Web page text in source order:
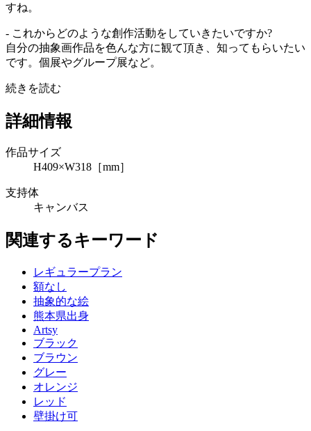
すね。
- これからどのような創作活動をしていきたいですか?
自分の抽象画作品を色んな方に観て頂き、知ってもらいたい
です。個展やグループ展など。
続きを読む
詳細情報
作品サイズ
H409×W318［mm］
支持体
キャンバス
関連するキーワード
レギュラープラン
額なし
抽象的な絵
熊本県出身
Artsy
ブラック
ブラウン
グレー
オレンジ
レッド
壁掛け可